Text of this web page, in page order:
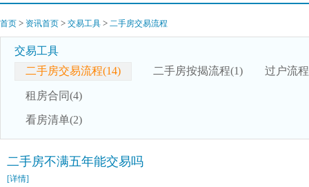
首页 > 资讯首页 > 交易工具 > 二手房交易流程
交易工具
二手房交易流程(14)
二手房按揭流程(1) 过户流
租房合同(4)
看房清单(2)
二手房不满五年能交易吗
[详情]